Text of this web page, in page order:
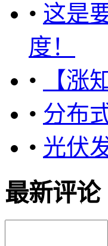
• 这是
度！
•
【涨
• 分布
• 光伏
最新评论